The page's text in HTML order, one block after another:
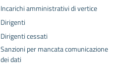
Incarichi amministrativi di vertice
Dirigenti
Dirigenti cessati
Sanzioni per mancata comunicazione
dei dati